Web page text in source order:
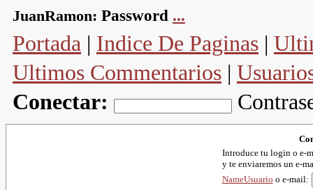
JuanRamon: Password ...
Portada | Indice De Paginas |
Ultimos Commentarios |
Conectar:
Introduce tu login o e-
y te enviaremos un e-
NameUsuario o e-mail: